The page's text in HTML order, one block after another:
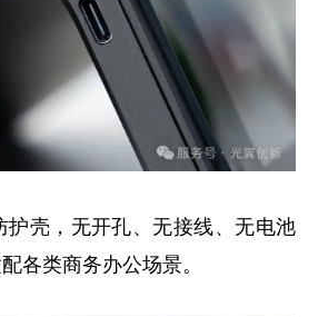
护壳，无开孔、无接线、无电池
各类商务办公场景。